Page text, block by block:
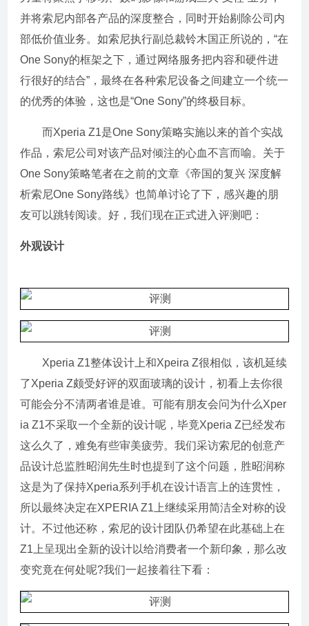
并将索尼内部各产品的深度整合，同时开始剔除公司内
部低价值业务。如索尼执行副总裁铃木国正所说的，“在
One Sony的框架之下，通过网络服务把内容和硬件进
行很好的结合”，最终在各种索尼设备之间建立一个统一
的优秀的体验，这也是“One Sony”的终极目标。
而Xperia Z1是One Sony策略实施以来的首个实战
作品，索尼公司对该产品对倾注的心血不言而喻。关于
One Sony策略笔者在之前的文章《帝国的复兴 深度解
析索尼One Sony路线》也简单讨论了下，感兴趣的朋
友可以跳转阅读。好，我们现在正式进入评测吧：
外观设计
Xperia Z1整体设计上和Xpeira Z很相似，该机延续
了Xperia Z颇受好评的双面玻璃的设计，初看上去你很
可能会分不清两者谁是谁。可能有朋友会问为什么Xper
ia Z1不采取一个全新的设计呢，毕竟Xperia Z已经发布
这么久了，难免有些审美疲劳。我们采访索尼的创意产
品设计总监胜昭润先生时也提到了这个问题，胜昭润称
这是为了保持Xperia系列手机在设计语言上的连贯性，
所以最终决定在XPERIA Z1上继续采用简洁全对称的设
计。不过他还称，索尼的设计团队仍希望在此基础上在
Z1上呈现出全新的设计以给消费者一个新印象，那么改
变究竟在何处呢?我们一起接着往下看：